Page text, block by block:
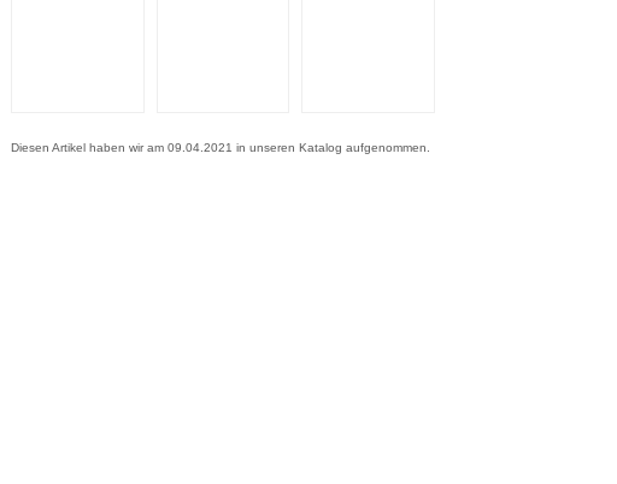
Diesen Artikel haben wir am 09.04.2021 in unseren Katalog aufgenommen.